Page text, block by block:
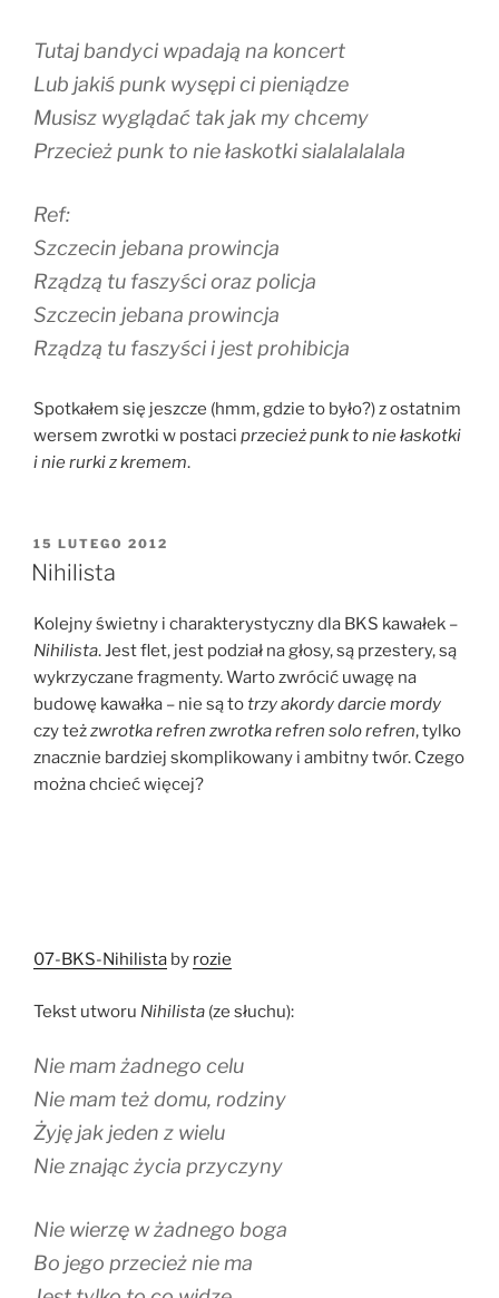
Tutaj bandyci wpadają na koncert
Lub jakiś punk wysępi ci pieniądze
Musisz wyglądać tak jak my chcemy
Przecież punk to nie łaskotki sialalalalala
Ref:
Szczecin jebana prowincja
Rządzą tu faszyści oraz policja
Szczecin jebana prowincja
Rządzą tu faszyści i jest prohibicja
Spotkałem się jeszcze (hmm, gdzie to było?) z ostatnim
wersem zwrotki w postaci przecież punk to nie łaskotki
i nie rurki z kremem.
OPUBLIKOWANE
W
15 LUTEGO 2012
Nihilista
Kolejny świetny i charakterystyczny dla BKS kawałek –
Nihilista. Jest flet, jest podział na głosy, są przestery, są
wykrzyczane fragmenty. Warto zwrócić uwagę na
budowę kawałka – nie są totrzy akordy darcie mordy
czy teżzwrotka refren zwrotka refren solo refren, tylko
znacznie bardziej skomplikowany i ambitny twór. Czego
można chcieć więcej?
07-BKS-Nihilista by rozie
Tekst utworu Nihilista (ze słuchu):
Nie mam żadnego celu
Nie mam też domu, rodziny
Żyję jak jeden z wielu
Nie znając życia przyczyny
Nie wierzę w żadnego boga
Bo jego przecież nie ma